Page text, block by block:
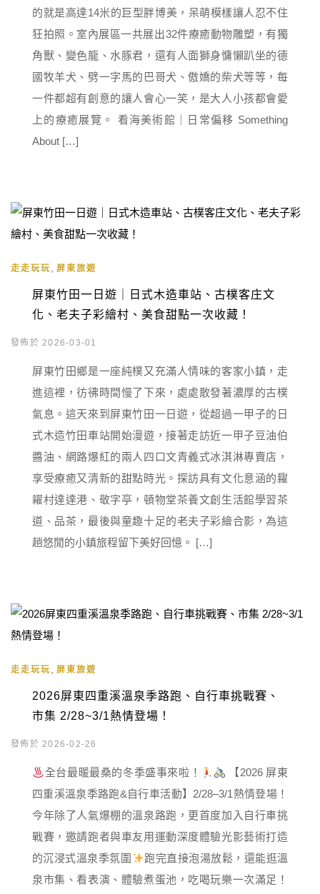
的就是高達14米的巨型胖博美，呆萌模樣讓人忍不住
狂拍照。室內展區一共展出32件療癒動物雕塑，有獨
角獸、變色龍、水豚君，還有人面獅身慵懶趴坐的德
國牧羊犬、劈一字馬的巴哥犬、傲嬌的柴犬等等，每
一件都超有創意的讓人會心一笑，是大人小孩都會愛
上的療癒展覽。 看海美術館｜日常偏移 Something
About […]
走走玩玩 屏東旅遊
屏東竹田一日遊｜日式木造車站、古樸客庄文
化、老夫子彩繪村、美食甜點一次收藏！
發佈於 2026-03-01
屏東竹田鄉是一座純樸又充滿人情味的客家小鎮，走
進這裡，彷彿時間慢了下來，處處散發著濃厚的古樸
氣息。這天來到屏東竹田一日遊，從超過一甲子的日
式木造竹田車站開始漫遊，接著走訪近一甲子豆油伯
醬油、網路爆紅的兩人四口文青義式冰淇淋專賣店，
享受療癒又清新的甜點時光。探訪具有文化意涵的糶
糴村達達港、敬字亭，頓物堂茶養文創生活館學習茶
道、品茶，最後與童趣十足的老夫子彩繪合影，為這
趟悠閒的小鎮旅程留下美好回憶。 […]
走走玩玩 屏東旅遊
2026屏東四重溪溫泉季路跑、自行車挑戰賽、
市集 2/28~3/1熱情登場！
發佈於 2026-02-26
全台最暖最桑的冬季盛事來啦！
【2026 屏東
四重溪溫泉季路跑&自行車活動】2/28–3/1熱情登場！
今年除了人氣爆棚的溫泉路跑，更首度加入自行車挑
戰賽，邀請跑者與車友用運動深度體驗光影藝術打造
的沉浸式溫泉季氛圍
跑完直接泡湯放鬆，還能逛溫
泉市集、看表演、體驗煮蛋池，吃喝玩樂一次滿足！